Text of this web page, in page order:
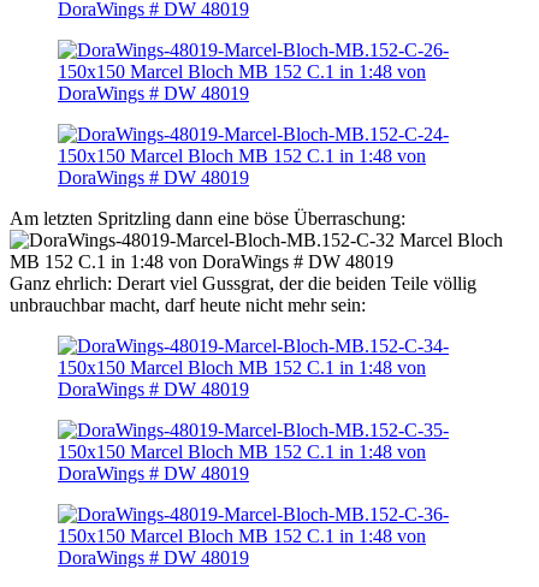
Am letzten Spritzling dann eine böse Überraschung:
Ganz ehrlich: Derart viel Gussgrat, der die beiden Teile völlig
unbrauchbar macht, darf heute nicht mehr sein: